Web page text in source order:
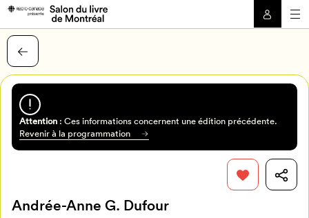
Attention: Ces informations concernent une édition précédente.
Revenir à la programmation
Andrée-Anne G. Dufour